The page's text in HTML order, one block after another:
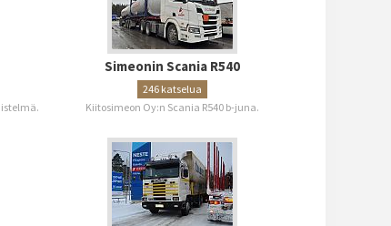
Simeonin Scania R540
246 katselua
Kiitosimeon Oy:n Scania R540 b-juna.